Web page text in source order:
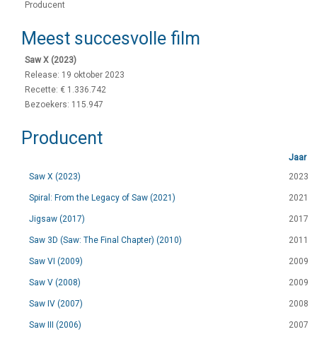
Producent
Meest succesvolle film
Saw X (2023)
Release: 19 oktober 2023
Recette: € 1.336.742
Bezoekers: 115.947
Producent
Jaar
Saw X (2023)
2023
Spiral: From the Legacy of Saw (2021) 2021
Jigsaw (2017) 2017
Saw 3D (Saw: The Final Chapter) (2010) 2011
Saw VI (2009) 2009
Saw V (2008) 2009
Saw IV (2007) 2008
Saw III (2006) 2007